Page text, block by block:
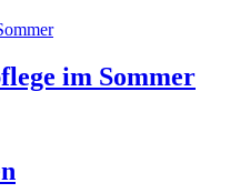
im Sommer